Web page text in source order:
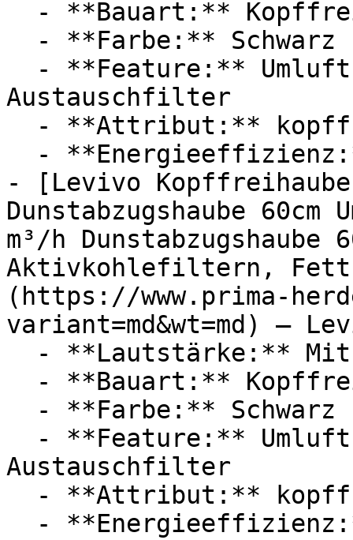
Austauschfilter
- [Levivo Kopffreihaube
Dunstabzugshaube
m³/h
Aktivkohlefiltern,
(https://www.prima-
variant=md&wt=md) —
Austauschfilter